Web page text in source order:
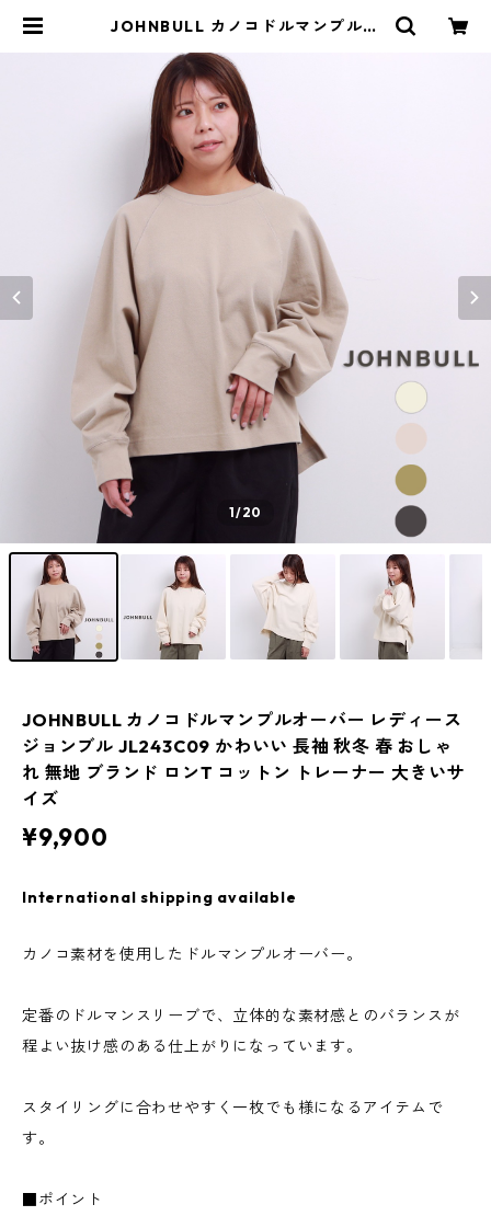
JOHNBULL カノコドルマンプルオ
3C09 かわいい 長袖 秋冬 春 おしゃ
れ 無地 ブランド ロンT コットン ト
レーナー 大きいサイズ | isa ONLIN
E STORE / アイサ 公式オンライン
ストア
1/20
JOHNBULL カノコドルマンプルオーバー レディース
ジョンブル JL243C09 かわいい 長袖 秋冬 春 おしゃ
れ 無地 ブランド ロンT コットン トレーナー 大きいサ
イズ
¥9,900
International shipping available
カノコ素材を使用したドルマンプルオーバー。
定番のドルマンスリーブで、立体的な素材感とのバランスが
程よい抜け感のある仕上がりになっています。
スタイリングに合わせやすく一枚でも様になるアイテムで
す。
■ポイント